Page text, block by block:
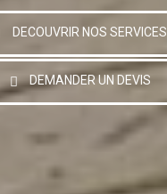
DECOUVRIR NOS SERVICES
DEMANDER UN DEVIS